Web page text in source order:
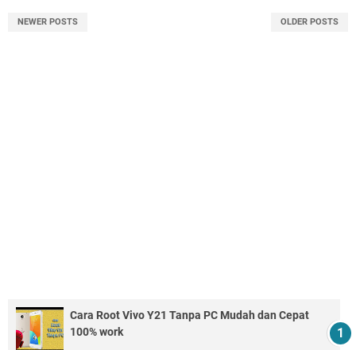
NEWER POSTS OLDER POSTS
Cara Root Vivo Y21 Tanpa PC Mudah dan Cepat
100% work